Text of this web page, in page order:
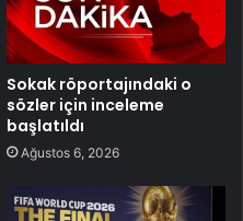
Sokak röportajındaki o
sözler için inceleme
başlatıldı
Ağustos 6, 2026